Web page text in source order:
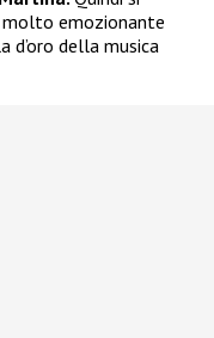
emozionante
d’oro della musica